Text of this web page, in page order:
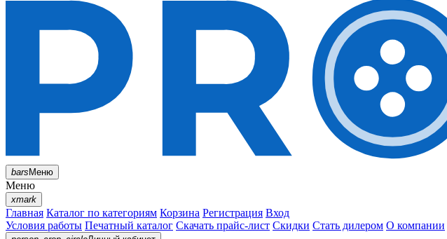
barsМеню
Меню
xmark
Главная Каталог по категориям Корзина Регистрация Вход
Условия работы Печатный каталог Скачать прайс-лист Скидки Стать дилером О компании